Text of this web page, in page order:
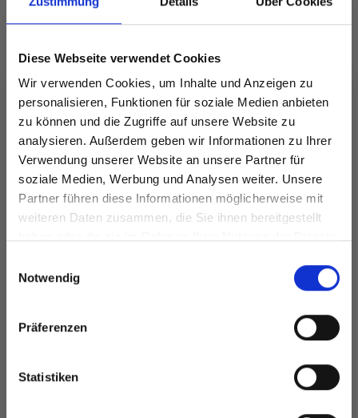
Diese Webseite verwendet Cookies
Wir verwenden Cookies, um Inhalte und Anzeigen zu
personalisieren, Funktionen für soziale Medien anbieten
zu können und die Zugriffe auf unsere Website zu
analysieren. Außerdem geben wir Informationen zu Ihrer
Verwendung unserer Website an unsere Partner für
soziale Medien, Werbung und Analysen weiter. Unsere
Partner führen diese Informationen möglicherweise mit
weiteren Daten zusammen, die Sie ihnen bereitgestellt
Notwendig
Präferenzen
Statistiken
ANDERE HABEN SICH AUCH ANGESEHEN
DROPS PARIS
Spare bis zu 50%
und erhalte exklusiven Zugang zu